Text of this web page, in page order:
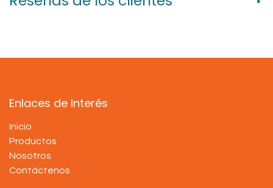
Enlaces de Interés
Inicio
Productos
Nosotros
Contáctenos